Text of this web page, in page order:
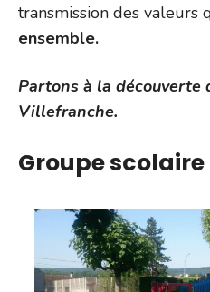
transmission des valeurs
ensemble.
Partons à la découverte
Villefranche.
Groupe